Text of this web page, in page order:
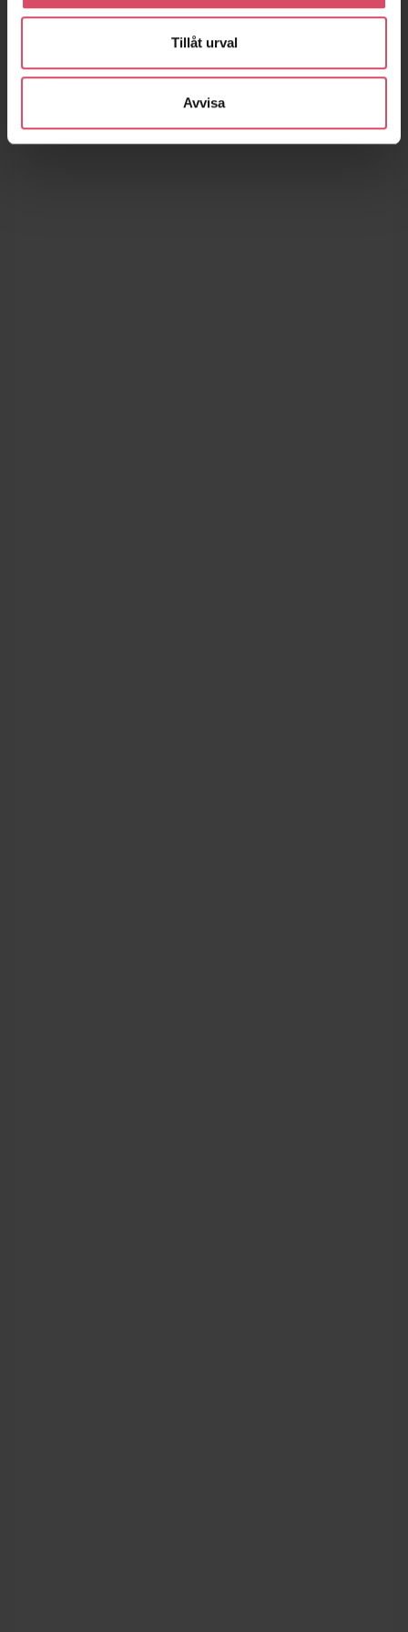
Tillåt urval
Avvisa